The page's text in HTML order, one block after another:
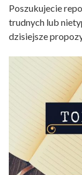
Poszukujecie
trudnych lub
dzisiejsze